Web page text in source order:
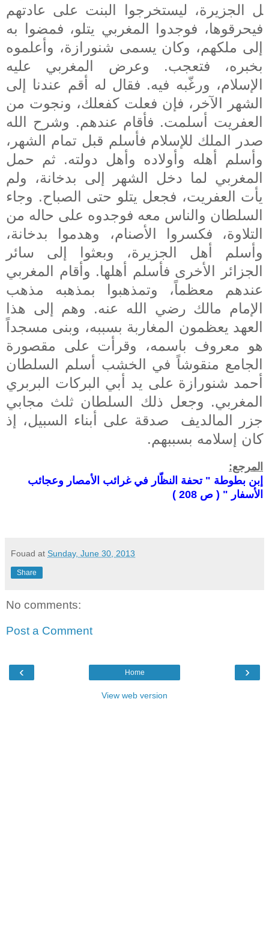
ل الجزيرة، ليستخرجوا البنت على عادتهم
فيحرقوها، فوجدوا المغربي يتلو، فمضوا به
إلى ملكهم، وكان يسمى شنورازة، وأعلموه
بخبره، فتعجب. وعرض المغربي عليه
الإسلام، ورغّبه فيه. فقال له أقم عندنا إلى
الشهر الآخر، فإن فعلت كفعلك، ونجوت من
العفريت أسلمت. فأقام عندهم. وشرح الله
صدر الملك للإسلام فأسلم قبل تمام الشهر،
وأسلم أهله وأولاده وأهل دولته. ثم حمل
المغربي لما دخل الشهر إلى بدخانة، ولم
يأت العفريت، فجعل يتلو حتى الصباح. وجاء
السلطان والناس معه فوجدوه على حاله من
التلاوة، فكسروا الأصنام، وهدموا بدخانة،
وأسلم أهل الجزيرة، وبعثوا إلى سائر
الجزائر الأخرى فأسلم أهلها. وأقام المغربي
عندهم معظماً، وتمذهبوا بمذهبه مذهب
الإمام مالك رضي الله عنه. وهم إلى هذا
العهد يعظمون المغاربة بسببه، وبنى مسجداً
هو معروف باسمه، وقرأت على مقصورة
الجامع منقوشاً في الخشب أسلم السلطان
أحمد شنورازة على يد أبي البركات البربري
المغربي. وجعل ذلك السلطان ثلث مجابي
جزر المالديف صدقة على أبناء السبيل، إذ
كان إسلامه بسببهم.
المرجع:
إبن بطوطة " تحفة النظّار في غرائب الأمصار وعجائب
الأسفار " ( ص 208 )
Fouad at Sunday, June 30, 2013
Share
No comments:
Post a Comment
‹ ›
Home
View web version